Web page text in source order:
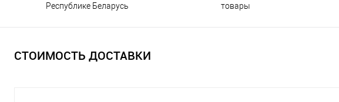
Республике Беларусь
товары
СТОИМОСТЬ ДОСТАВКИ